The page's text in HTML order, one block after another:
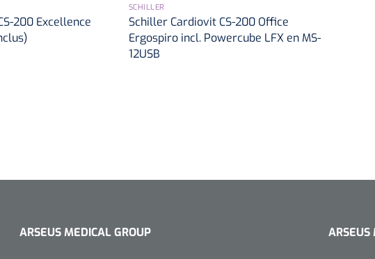
200 Excellence
SCHILLER
Schiller Cardiovit CS-200 Office
Ergospiro incl. Powercube LFX en MS-
12USB
ARSEUS MEDICAL GROUP ARSEUS